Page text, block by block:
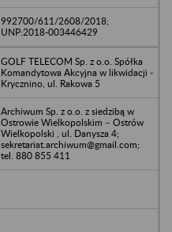
992700/611/2608/2018;
UNP:2018-003446429
GOLF TELECOM Sp. z o.o. Spółka
Komandytowa Akcyjna w likwidacji -
Krycznino, ul. Rakowa 5
Archiwum Sp. z o.o. z siedzibą w
Ostrowie Wielkopolskim – Ostrów
Wielkopolski , ul. Danysza 4;
sekretariat.archiwum@gmail.com;
tel. 880 855 411